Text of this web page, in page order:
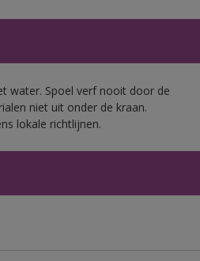
water. Spoel verf nooit door de
niet uit onder de kraan.
lokale richtlijnen.